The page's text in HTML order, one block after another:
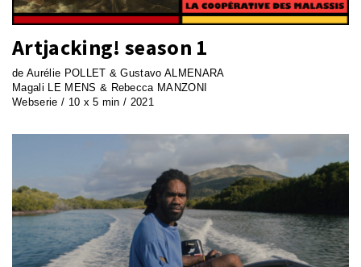
Artjacking! season 1
de Aurélie POLLET & Gustavo ALMENARA
Magali LE MENS & Rebecca MANZONI
Webserie / 10 x 5 min / 2021